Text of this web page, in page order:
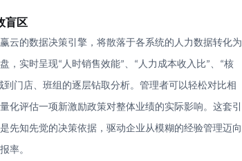
盲区
云的数据决策引擎，将散落于各系统的人力数据转化为
，实时呈现“ 人时销售效能” “ 人力成本收入比” “核
门店、班组的逐层钻取分析。管理者可以轻松对比相
化评估一项新激励政策对整体业绩的实际影响。这套引
先知先觉的决策依据，驱动企业从模糊的经验管理迈向
率。